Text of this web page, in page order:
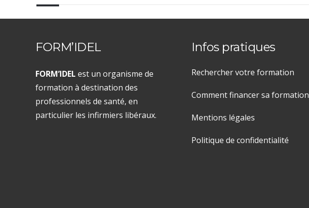
FORM’IDEL
FORM’IDEL est un organisme de
formation à destination des
professionnels de santé, en
particulier les infirmiers libéraux.
Infos pratiques
Rechercher votre formation
Comment financer sa formation
Mentions légales
Politique de confidentialité